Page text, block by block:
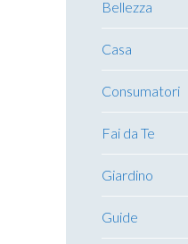
Bellezza
Casa
Consumatori
Fai da Te
Giardino
Guide